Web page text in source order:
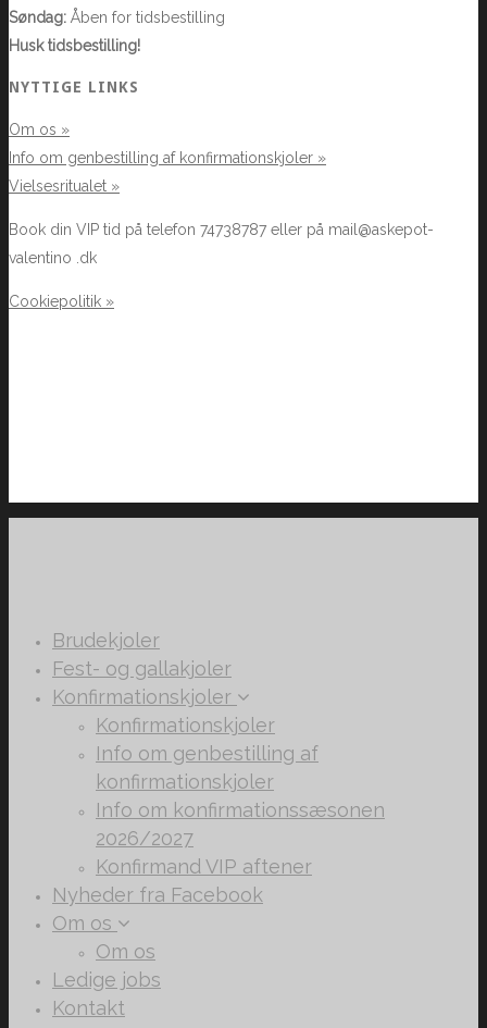
Søndag: Åben for tidsbestilling
Husk tidsbestilling!
NYTTIGE LINKS
Om os »
Info om genbestilling af konfirmationskjoler »
Vielsesritualet »
Book din VIP tid på telefon 74738787 eller på mail@askepot-
valentino .dk
Cookiepolitik »
Brudekjoler
Fest- og gallakjoler
Konfirmationskjoler
Konfirmationskjoler
Info om genbestilling af
konfirmationskjoler
Info om konfirmationssæsonen
2026/2027
Konfirmand VIP aftener
Nyheder fra Facebook
Om os
Om os
Ledige jobs
Kontakt